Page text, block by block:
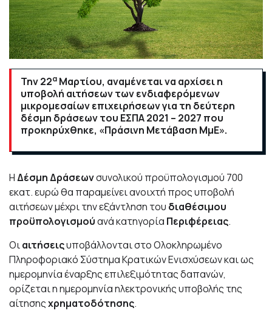
Την 22α Μαρτίου, αναμένεται να αρχίσει η
υποβολή αιτήσεων των ενδιαφερόμενων
μικρομεσαίων επιχειρήσεων για τη δεύτερη
δέσμη δράσεων του ΕΣΠΑ 2021 – 2027 που
προκηρύχθηκε, «Πράσινη Μετάβαση ΜμΕ».
HΔέσμη Δράσεωνσυνολικού προϋπολογισμού 700
εκατ. ευρώ θα παραμείνει ανοιχτή προς υποβολή
αιτήσεων μέχρι την εξάντληση του διαθέσιμου
προϋπολογισμούανά κατηγορία Περιφέρειας.
Οιαιτήσειςυποβάλλονται στο Ολοκληρωμένο
Πληροφοριακό Σύστημα Κρατικών Ενισχύσεων και ως
ημερομηνία έναρξης επιλεξιμότητας δαπανών,
ορίζεται η ημερομηνία ηλεκτρονικής υποβολής της
αίτησηςχρηματοδότησης.